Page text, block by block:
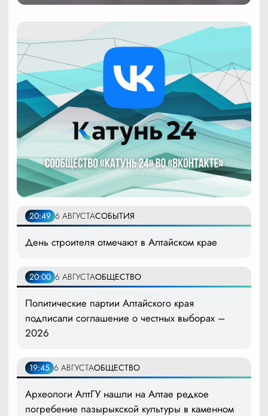
20:49 6 АВГУСТАСОБЫТИЯ
День строителя отмечают в Алтайском крае
20:00 6 АВГУСТАОБЩЕСТВО
Политические партии Алтайского края
подписали соглашение о честных выборах –
2026
19:45 6 АВГУСТАОБЩЕСТВО
Археологи АлтГУ нашли на Алтае редкое
погребение пазырыкской культуры в каменном